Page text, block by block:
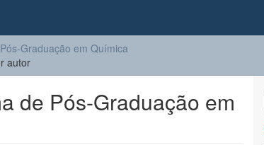
Graduação em Química
autor
de Pós-Graduação em